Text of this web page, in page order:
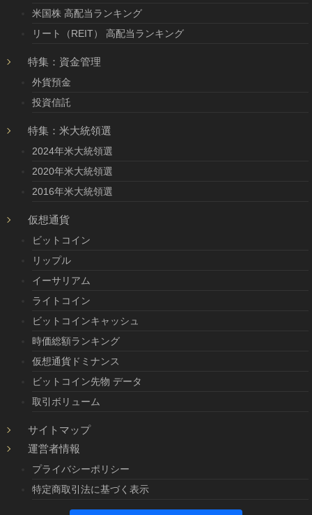
米国株 高配当ランキング
リート（REIT） 高配当ランキング
特集：資金管理
外貨預金
投資信託
特集：米大統領選
2024年米大統領選
2020年米大統領選
2016年米大統領選
仮想通貨
ビットコイン
リップル
イーサリアム
ライトコイン
ビットコインキャッシュ
時価総額ランキング
仮想通貨ドミナンス
ビットコイン先物 データ
取引ボリューム
サイトマップ
運営者情報
プライバシーポリシー
特定商取引法に基づく表示